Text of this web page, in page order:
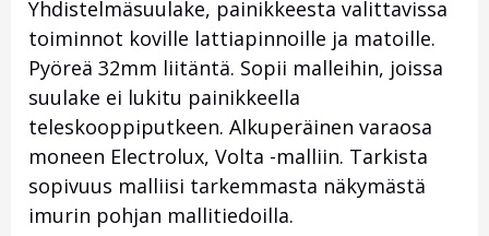
Yhdistelmäsuulake, painikkeesta valittavissa
toiminnot koville lattiapinnoille ja matoille.
Pyöreä 32mm liitäntä. Sopii malleihin, joissa
suulake ei lukitu painikkeella
teleskooppiputkeen. Alkuperäinen varaosa
moneen Electrolux, Volta -malliin. Tarkista
sopivuus malliisi tarkemmasta näkymästä
imurin pohjan mallitiedoilla.